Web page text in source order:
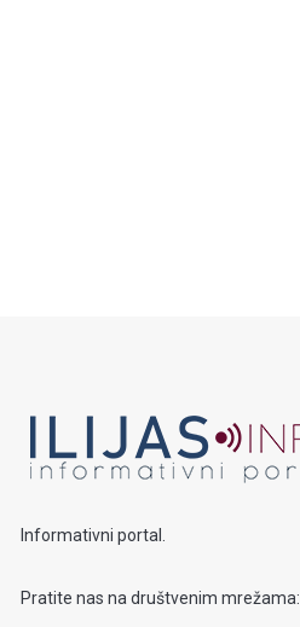
Informativni portal.
Pratite nas na društvenim mrežama: